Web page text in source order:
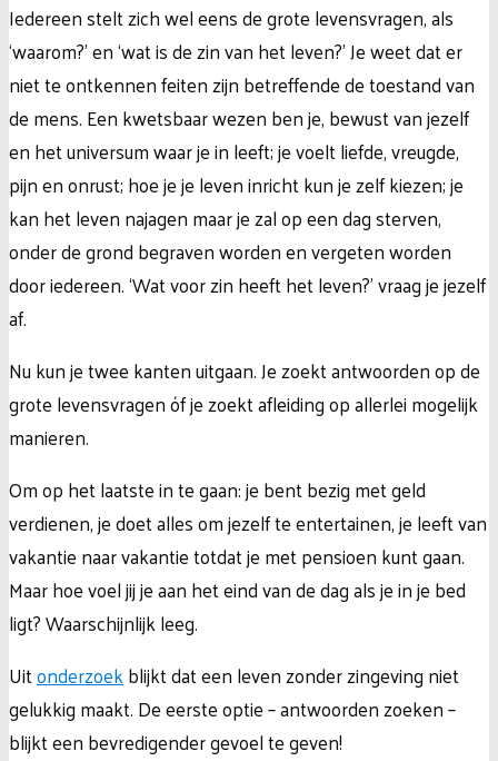
Iedereen stelt zich wel eens de grote levensvragen, als
‘waarom?’ en ‘wat is de zin van het leven?’ Je weet dat er
niet te ontkennen feiten zijn betreffende de toestand van
de mens. Een kwetsbaar wezen ben je, bewust van jezelf
en het universum waar je in leeft; je voelt liefde, vreugde,
pijn en onrust; hoe je je leven inricht kun je zelf kiezen; je
kan het leven najagen maar je zal op een dag sterven,
onder de grond begraven worden en vergeten worden
door iedereen. ‘Wat voor zin heeft het leven?’ vraag je jezelf
af.
Nu kun je twee kanten uitgaan. Je zoekt antwoorden op de
grote levensvragen óf je zoekt afleiding op allerlei mogelijk
manieren.
Om op het laatste in te gaan: je bent bezig met geld
verdienen, je doet alles om jezelf te entertainen, je leeft van
vakantie naar vakantie totdat je met pensioen kunt gaan.
Maar hoe voel jij je aan het eind van de dag als je in je bed
ligt? Waarschijnlijk leeg.
Uitonderzoekblijkt dat een leven zonder zingeving niet
gelukkig maakt. De eerste optie – antwoorden zoeken –
blijkt een bevredigender gevoel te geven!